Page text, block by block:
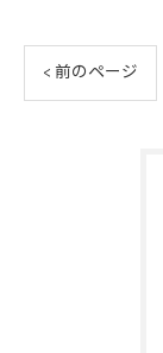
< 前のページ